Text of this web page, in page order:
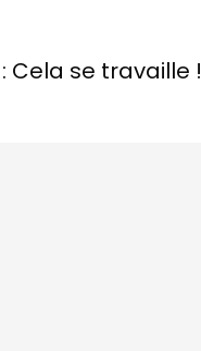
Cela se travaille !